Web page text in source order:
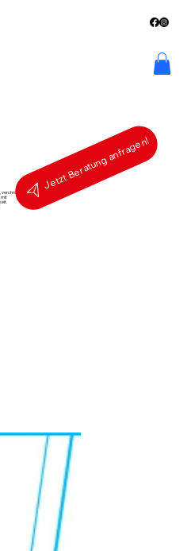
Griffe und ein
mit
Jetzt Beratung anfragen!